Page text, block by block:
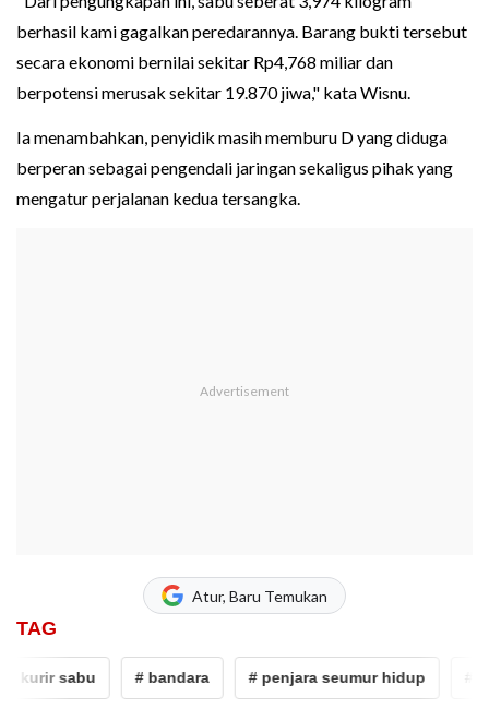
berhasil kami gagalkan peredarannya. Barang bukti tersebut
secara ekonomi bernilai sekitar Rp4,768 miliar dan
berpotensi merusak sekitar 19.870 jiwa," kata Wisnu.
Ia menambahkan, penyidik masih memburu D yang diduga
berperan sebagai pengendali jaringan sekaligus pihak yang
mengatur perjalanan kedua tersangka.
Atur, Baru Temukan
TAG
kurir sabu # bandara # penjara seumur hidup